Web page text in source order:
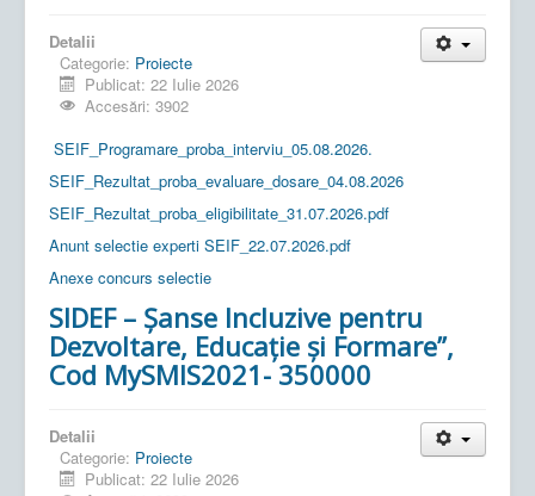
Detalii
Categorie: Proiecte
Publicat: 22 Iulie 2026
Accesări: 3902
SEIF_Programare_proba_interviu_05.08.2026.
SEIF_Rezultat_proba_evaluare_dosare_04.08.2026
SEIF_Rezultat_proba_eligibilitate_31.07.2026.pdf
Anunt selectie experti SEIF_22.07.2026.pdf
Anexe concurs selectie
SIDEF – Șanse Incluzive pentru
Dezvoltare, Educație și Formare”,
Cod MySMIS2021- 350000
Detalii
Categorie: Proiecte
Publicat: 22 Iulie 2026